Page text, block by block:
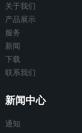
关于我们
产品展示
服务
新闻
下载
联系我们
新闻中心
通知